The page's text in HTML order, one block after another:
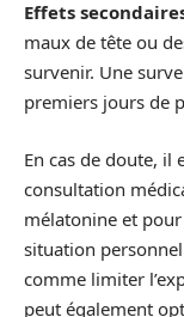
Effets
maux de tête ou
survenir. Une
premiers jours de
En cas de doute, il
consultation
mélatonine et
situation
comme limiter
peut également